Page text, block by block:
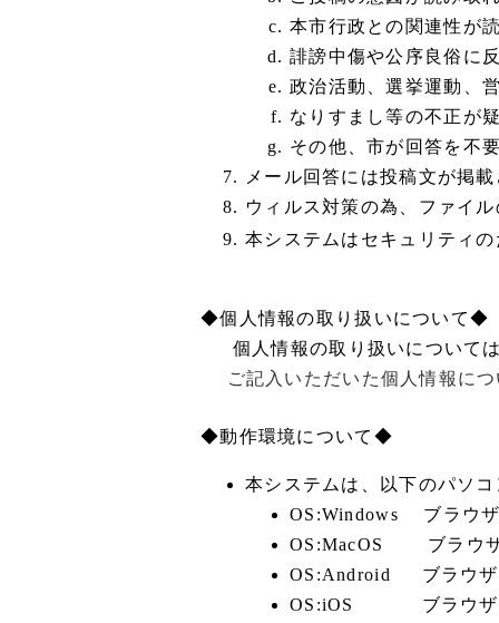
本市行政との関連性が
誹謗中傷や公序良俗に
政治活動、選挙運動、
なりすまし等の不正が
その他、市が回答を不
メール回答には投稿文が掲
ウィルス対策の為、ファイ
本システムはセキュリティの
◆個人情報の取り扱いについて◆
個人情報の取り扱いについて
ご記入いただいた個人情報につ
◆動作環境について◆
本システムは、以下のパソ
OS:Windows ブラウザ
OS:MacOS ブラウザ
OS:Android ブラウザ
OS:iOS ブラウザ：